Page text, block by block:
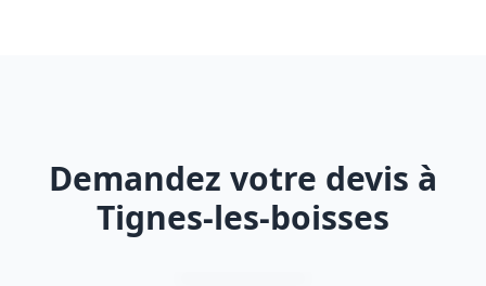
Demandez votre devis à
Tignes-les-boisses